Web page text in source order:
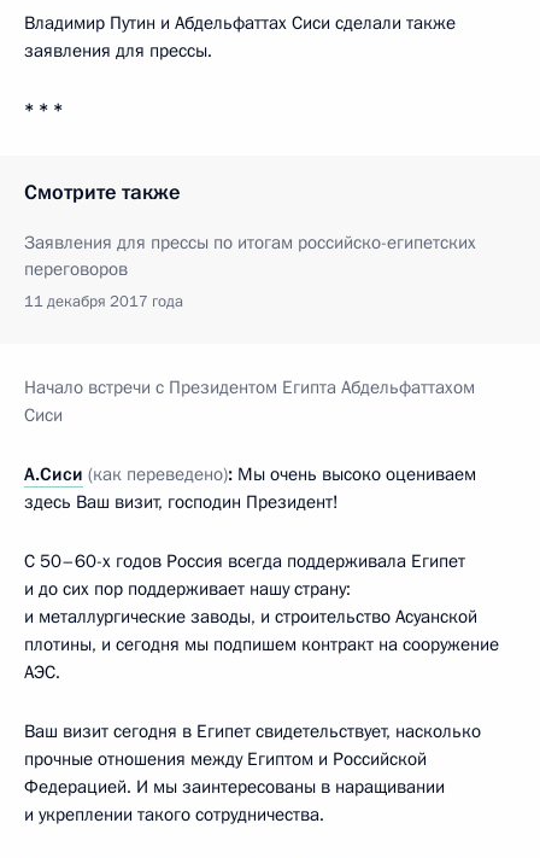
Владимир Путин и Абдельфаттах Сиси сделали также
заявления для прессы.
* * *
Смотрите также
Заявления для прессы по итогам российско-египетских
переговоров
11 декабря 2017 года
Начало встречи с Президентом Египта Абдельфаттахом
Сиси
А.Сиси (как переведено): Мы очень высоко оцениваем
здесь Ваш визит, господин Президент!
С 50–60-х годов Россия всегда поддерживала Египет
и до сих пор поддерживает нашу страну:
и металлургические заводы, и строительство Асуанской
плотины, и сегодня мы подпишем контракт на сооружение
АЭС.
Ваш визит сегодня в Египет свидетельствует, насколько
прочные отношения между Египтом и Российской
Федерацией. И мы заинтересованы в наращивании
и укреплении такого сотрудничества.